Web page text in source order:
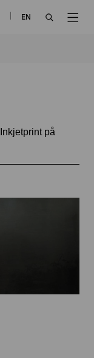
EN
Inkjetprint på